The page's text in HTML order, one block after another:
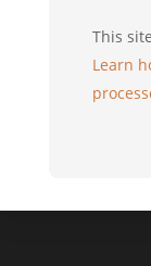
This
Learn